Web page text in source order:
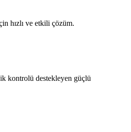
hızlı ve etkili çözüm.
kontrolü destekleyen güçlü